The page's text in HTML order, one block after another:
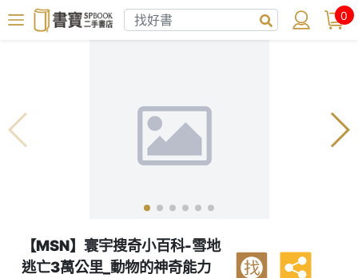
0
【MSN】寰宇搜奇小百科-雪地
逃亡3萬公里_動物的神奇能力
找